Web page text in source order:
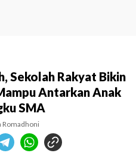
Sekolah Rakyat Bikin
Antarkan Anak
SMA
Romadhoni